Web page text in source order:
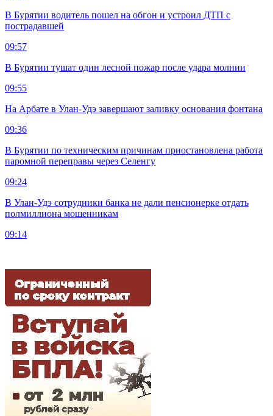
В Бурятии водитель пошел на обгон и устроил ДТП с
пострадавшей
09:57
В Бурятии тушат один лесной пожар после удара молнии
09:55
На Арбате в Улан-Удэ завершают заливку основания фонтана
09:36
В Бурятии по техническим причинам приостановлена работа
паромной переправы через Селенгу
09:24
В Улан-Удэ сотрудники банка не дали пенсионерке отдать
полмиллиона мошенникам
09:14